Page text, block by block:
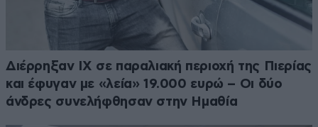
Διέρρηξαν ΙΧ σε παραλιακή περιοχή της Πιερίας
και έφυγαν με «λεία» 19.000 ευρώ – Οι δύο
άνδρες συνελήφθησαν στην Ημαθία